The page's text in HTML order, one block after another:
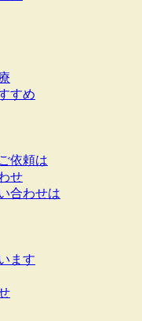
すめ
依頼は
せ
合わせは
ます